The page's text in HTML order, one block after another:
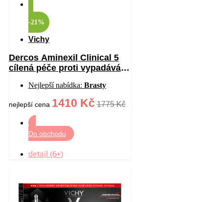
-21%
Vichy
Dercos Aminexil Clinical 5
cílená péče proti vypadávání
Nejlepší nabídka: Brasty
nejlepší cena 1410 Kč 1775 Kč
Do obchodu
detail (6+)